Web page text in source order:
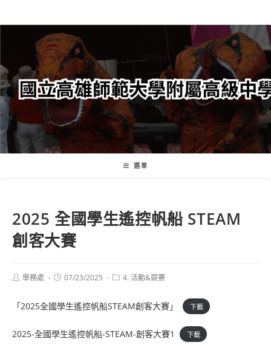
轉
要
內
容
選單
2025 全國學生遙控帆船 STEAM
創客大賽
Post學務處
Post07/23/2025
Post4. 活動&競賽
「2025全國學生遙控帆船STEAM創客大賽」 下載
2025-全國學生遙控帆船-STEAM-創客大賽1 下載